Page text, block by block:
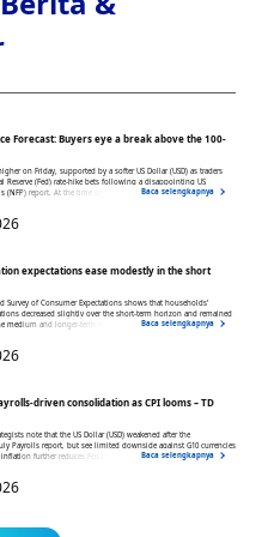
Forecast: Buyers eye a break above the 100-
higher on Friday, supported by a softer US Dollar (USD) as traders
Reserve (Fed) rate-hike bets following a disappointing US
(NFP) report. At the time of writing, the pair trades around 1.1562,
Baca selengkapnya
expectations ease modestly in the short
Survey of Consumer Expectations shows that households’
decreased slightly over the short-term horizon and remained
medium and longer-term horizons. One-year inflation
Baca selengkapnya
driven consolidation as CPI looms – TD
note that the US Dollar (USD) weakened after the
Payrolls report, but see limited downside against G10 currencies
inflation further reduces Fed hike expectations.Baca selengkapnya